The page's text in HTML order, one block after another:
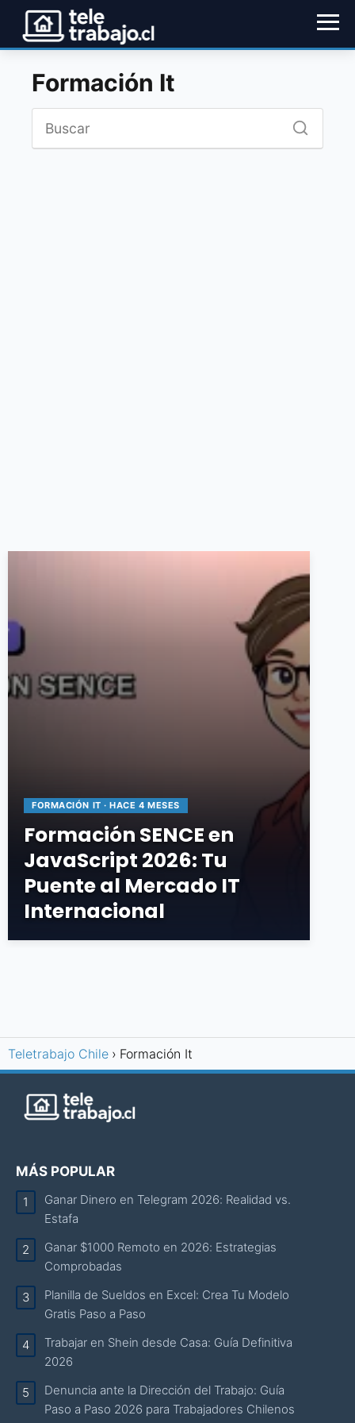
Formación It
FORMACIÓN IT · HACE 4 MESES
Formación SENCE en
JavaScript 2026: Tu
Puente al Mercado IT
Internacional
Teletrabajo Chile Formación It
MÁS POPULAR
Ganar Dinero en Telegram 2026: Realidad vs.
Estafa
Ganar $1000 Remoto en 2026: Estrategias
Comprobadas
Planilla de Sueldos en Excel: Crea Tu Modelo
Gratis Paso a Paso
Trabajar en Shein desde Casa: Guía Definitiva
2026
Denuncia ante la Dirección del Trabajo: Guía
Paso a Paso 2026 para Trabajadores Chilenos